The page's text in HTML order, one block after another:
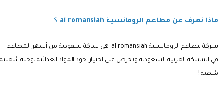
ماذا نعرف عن مطاعم الرومانسية al romansiah ؟
شركة مطاعم الرومانسية al romansiah
هي شركة سعودية من أشهر المطاعم
في المملكة العربية السعودية وتحرص على اختيار اجود المواد الغذائية لوجبة شعبية
شهية !